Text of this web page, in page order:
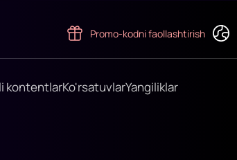
Promo-kodni faollashtirish
kontentlarKo'rsatuvlarYangiliklar